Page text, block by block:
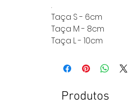
.
Taça S - 6cm
Taça M - 8cm
Taça L - 10cm
Produtos